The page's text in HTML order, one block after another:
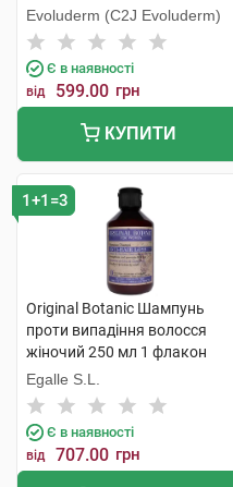
флакон
Evoluderm (C2J Evoluderm)
Є в наявності
від 599.00 грн
КУПИТИ
1+1=3
Original Botanic Шампунь
проти випадіння волосся
жіночий 250 мл 1 флакон
Egalle S.L.
Є в наявності
від 707.00 грн